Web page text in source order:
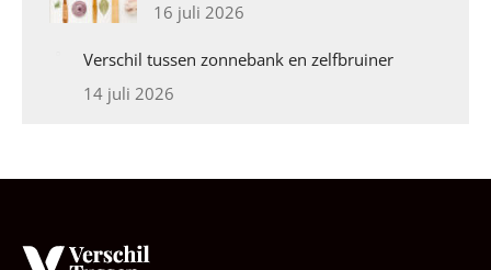
16 juli 2026
Verschil tussen zonnebank en zelfbruiner
14 juli 2026